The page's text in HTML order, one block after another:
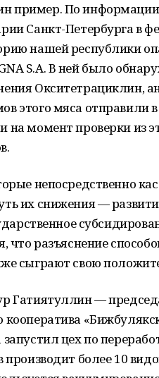
пример. По информации
Санкт-Петербурга в
нашей республики
S.A. В ней было
Окситетрациклин,
этого мяса отправили
момент проверки из
непосредственно
их снижения —
что разъяснение
сыграют свою
Гатиятуллин —
кооператива
цех по
более 10